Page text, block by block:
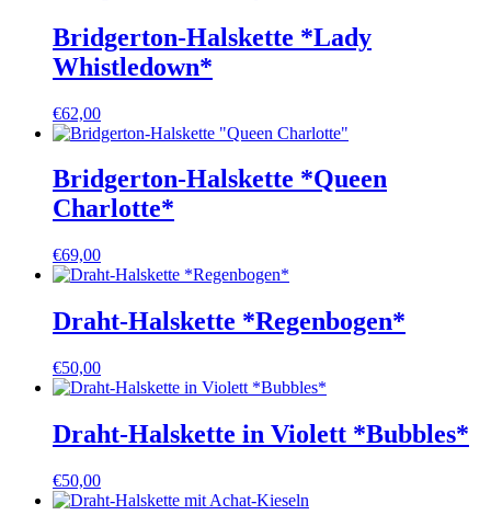
Bridgerton-Halskette *Lady
Whistledown*
€62,00
Bridgerton-Halskette *Queen
Charlotte*
€69,00
Draht-Halskette *Regenbogen*
€50,00
Draht-Halskette in Violett *Bubbles*
€50,00